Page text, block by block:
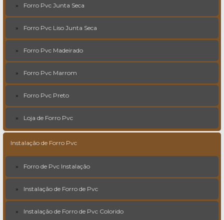
Forro Pvc Junta Seca
Forro Pvc Liso Junta Seca
Forro Pvc Madeirado
Forro Pvc Marrom
Forro Pvc Preto
Loja de Forro Pvc
Instalação de Forro Pvc
Forro de Pvc Instalação
Instalação de Forro de Pvc
Instalação de Forro de Pvc Colorido